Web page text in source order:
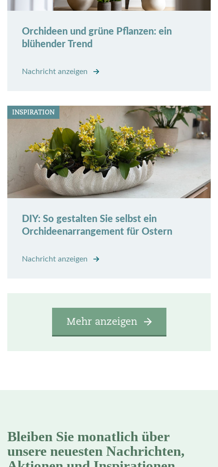
Orchideen und grüne Pflanzen: ein
blühender Trend
Nachricht anzeigen
INSPIRATION
DIY: So gestalten Sie selbst ein
Orchideenarrangement für Ostern
Nachricht anzeigen
Mehr anzeigen
Bleiben Sie monatlich über
unsere neuesten Nachrichten,